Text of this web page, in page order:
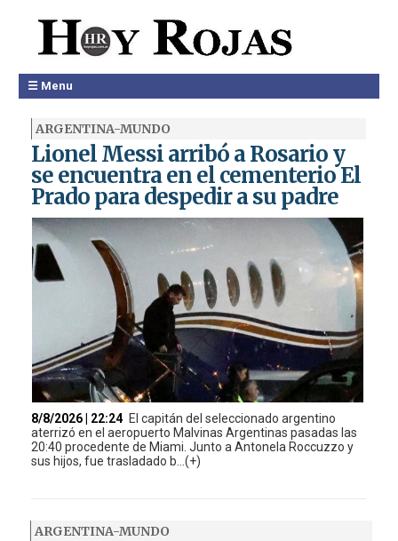
☰ Menu
ARGENTINA-MUNDO
Lionel Messi arribó a Rosario y
se encuentra en el cementerio El
Prado para despedir a su padre
8/8/2026 | 22:24 El capitán del seleccionado argentino
aterrizó en el aeropuerto Malvinas Argentinas pasadas las
20:40 procedente de Miami. Junto a Antonela Roccuzzo y
sus hijos, fue trasladado b...(+)
ARGENTINA-MUNDO